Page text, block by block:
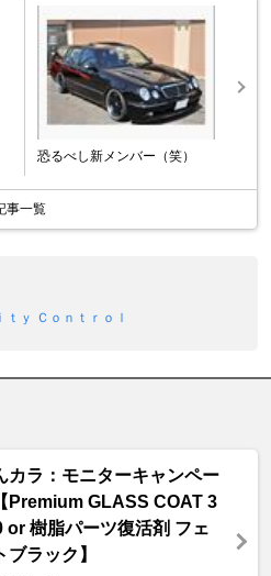
恐るべし新メンバー（笑）
事一覧
ｔｙ Ｃｏｎｔｒｏｌ
カラ：モニターキャンペー
Premium GLASS COAT 3
or 樹脂パーツ復活剤 フェ
ブラック】